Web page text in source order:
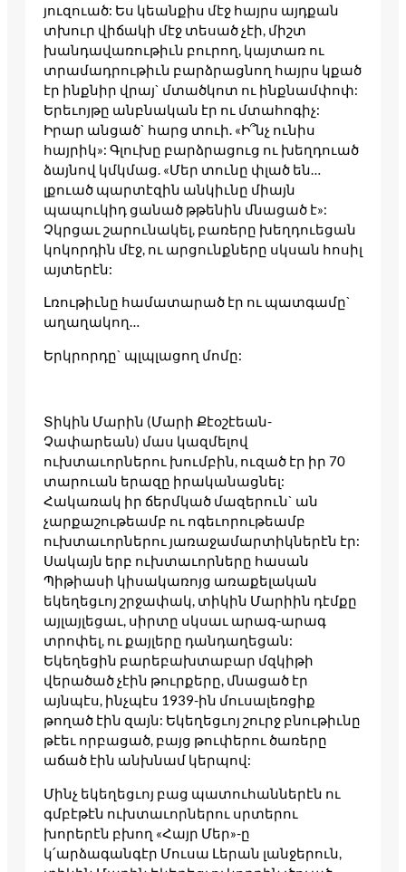
յուզուած: Ես կեանքիս մէջ հայրս այդքան
տխուր վիճակի մէջ տեսած չէի, միշտ
խանդավառութիւն բուրող, կայտառ ու
տրամադրութիւն բարձրացնող հայրս կքած
էր ինքնիր վրայ` մտածկոտ ու ինքնամփոփ:
Երեւոյթը անբնական էր ու մտահոգիչ:
Իրար անցած` հարց տուի. «Ի՞նչ ունիս
հայրիկ»: Գլուխը բարձրացուց ու խեղդուած
ձայնով կմկմաց. «Մեր տունը փլած են…
լքուած պարտէզին անկիւնը միայն
պապուկիդ ցանած թթենին մնացած է»:
Չկրցաւ շարունակել, բառերը խեղդուեցան
կոկորդին մէջ, ու արցունքները սկսան հոսիլ
այտերէն:
Լռութիւնը համատարած էր ու պատգամը`
աղաղակող…
Երկրորդը` պլպլացող մոմը:
Տիկին Մարին (Մարի Քէօշէեան-
Չափարեան) մաս կազմելով
ուխտաւորներու խումբին, ուզած էր իր 70
տարուան երազը իրականացնել:
Հակառակ իր ճերմկած մազերուն` ան
չարքաշութեամբ ու ոգեւորութեամբ
ուխտաւորներու յառաջամարտիկներէն էր:
Սակայն երբ ուխտաւորները հասան
Պիթիասի կիսակառոյց առաքելական
եկեղեցւոյ շրջափակ, տիկին Մարիին դէմքը
այլայլեցաւ, սիրտը սկսաւ արագ-արագ
տրոփել, ու քայլերը դանդաղեցան:
Եկեղեցին բարեբախտաբար մզկիթի
վերածած չէին թուրքերը, մնացած էր
այնպէս, ինչպէս 1939-ին մուսալեռցիք
թողած էին զայն: Եկեղեցւոյ շուրջ բնութիւնը
թէեւ որբացած, բայց թուփերու ծառերը
աճած էին անխնամ կերպով:
Մինչ եկեղեցւոյ բաց պատուհաններէն ու
գմբէթէն ուխտաւորներու սրտերու
խորերէն բխող «Հայր Մեր»-ը
կ՛արձագանգէր Մուսա Լերան լանջերուն,